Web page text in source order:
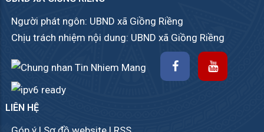
Người phát ngôn: UBND xã Giồng Riềng
Chịu trách nhiệm nội dung: UBND xã Giồng Riềng
LIÊN HỆ